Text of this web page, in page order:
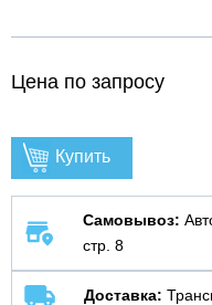
Цена по запросу
Купить
Самовывоз:
стр. 8
Доставка: